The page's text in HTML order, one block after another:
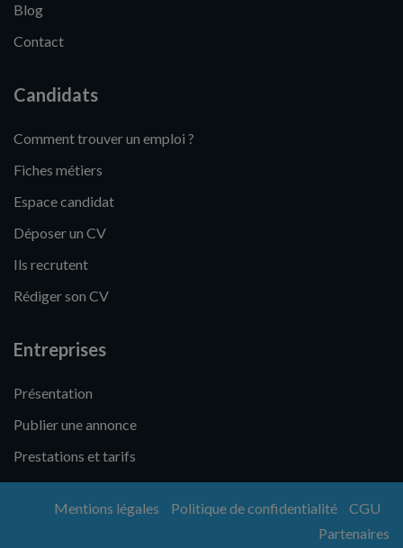
Blog
Contact
Candidats
Comment trouver un emploi ?
Fiches métiers
Espace candidat
Déposer un CV
Ils recrutent
Rédiger son CV
Entreprises
Présentation
Publier une annonce
Prestations et tarifs
Mentions légales Politique de confidentialité
CGU
Partenaires